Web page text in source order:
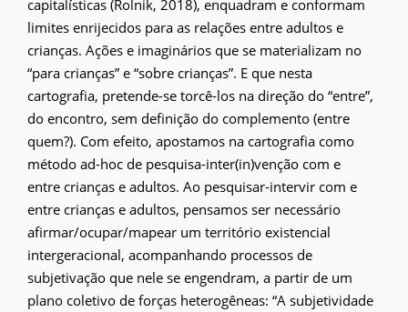
capitalísticas (Rolnik, 2018), enquadram e conformam
limites enrijecidos para as relações entre adultos e
crianças. Ações e imaginários que se materializam no
“para crianças” e “sobre crianças”. E que nesta
cartografia, pretende-se torcê-los na direção do “entre”,
do encontro, sem definição do complemento (entre
quem?). Com efeito, apostamos na cartografia como
método ad-hoc de pesquisa-inter(in)venção com e
entre crianças e adultos. Ao pesquisar-intervir com e
entre crianças e adultos, pensamos ser necessário
afirmar/ocupar/mapear um território existencial
intergeracional, acompanhando processos de
subjetivação que nele se engendram, a partir de um
plano coletivo de forças heterogêneas: “A subjetividade